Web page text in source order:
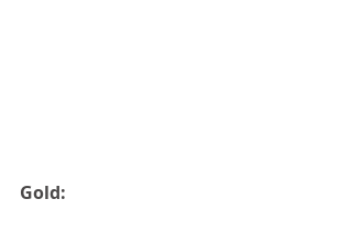
Gold: